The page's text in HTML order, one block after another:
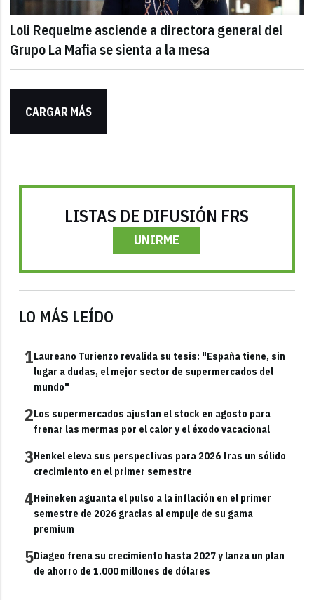
Loli Requelme asciende a directora general del
Grupo La Mafia se sienta a la mesa
CARGAR MÁS
LISTAS DE DIFUSIÓN FRS
UNIRME
LO MÁS LEÍDO
1Laureano Turienzo revalida su tesis: "España tiene, sin
lugar a dudas, el mejor sector de supermercados del
mundo"
2Los supermercados ajustan el stock en agosto para
frenar las mermas por el calor y el éxodo vacacional
3Henkel eleva sus perspectivas para 2026 tras un sólido
crecimiento en el primer semestre
4Heineken aguanta el pulso a la inflación en el primer
semestre de 2026 gracias al empuje de su gama
premium
5Diageo frena su crecimiento hasta 2027 y lanza un plan
de ahorro de 1.000 millones de dólares